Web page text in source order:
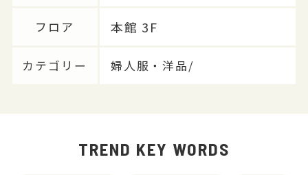
フロア 本館 3F
カテゴリー 婦人服・洋品/
TREND KEY WORDS